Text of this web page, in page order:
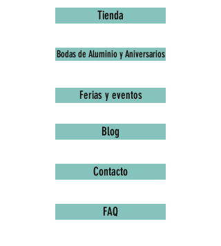
Tienda
Bodas de Aluminio y Aniversarios
Ferias y eventos
Blog
Contacto
FAQ